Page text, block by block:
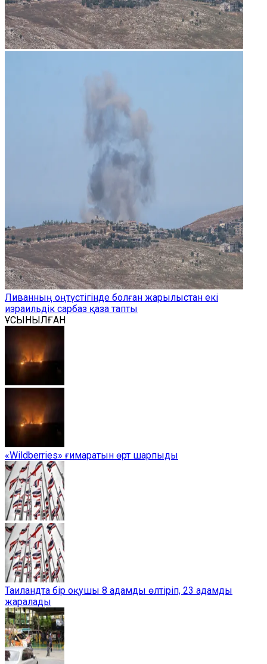
Ливанның оңтүстігінде болған жарылыстан екі
израильдік сарбаз қаза тапты
ҰСЫНЫЛҒАН
«Wildberries» ғимаратын өрт шарпыды
Таиландта бір оқушы 8 адамды өлтіріп, 23 адамды
жаралады